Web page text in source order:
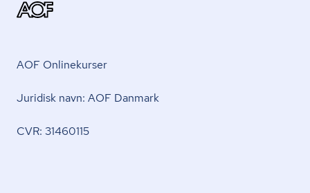
AOF Onlinekurser
Juridisk navn: AOF Danmark
CVR: 31460115